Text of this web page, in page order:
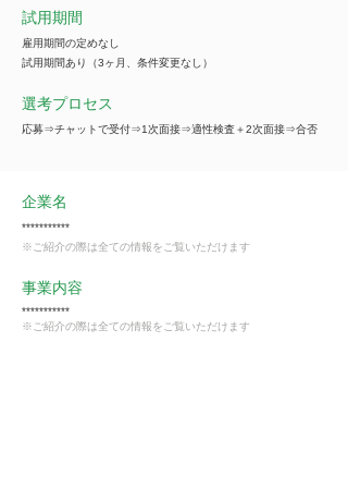
試用期間
雇用期間の定めなし
試用期間あり（3ヶ月、条件変更なし）
選考プロセス
応募⇒チャットで受付⇒1次面接⇒適性検査＋2次面接⇒合否
企業名
***********
※ご紹介の際は全ての情報をご覧いただけます
事業内容
***********
※ご紹介の際は全ての情報をご覧いただけます